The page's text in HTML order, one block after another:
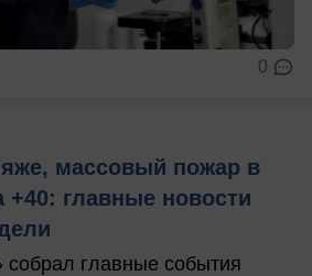
0
массовый пожар в
+40: главные новости
собрал главные события